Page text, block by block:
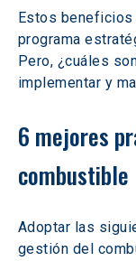
Estos beneficios
programa
Pero, ¿cuáles
implementar y
6 mejores
combustible
Adoptar las
gestión del